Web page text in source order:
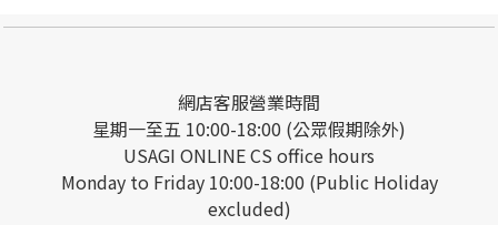
網店客服營業時間
星期一至五 10:00-18:00 (公眾假期除外)
USAGI ONLINE CS office hours
Monday to Friday 10:00-18:00 (Public Holiday
excluded)